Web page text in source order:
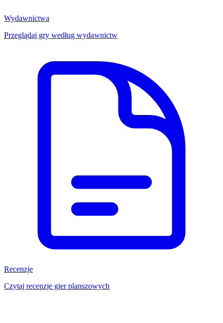
Wydawnictwa
Przeglądaj gry według wydawnictw
Recenzje
Czytaj recenzje gier planszowych